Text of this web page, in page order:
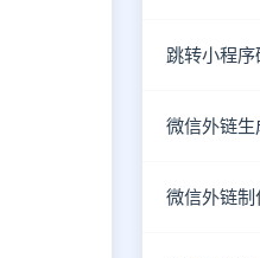
跳转小程序
微信外链
微信外链